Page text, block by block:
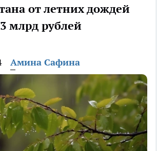
от летних дождей
млрд рублей
Амина Сафина